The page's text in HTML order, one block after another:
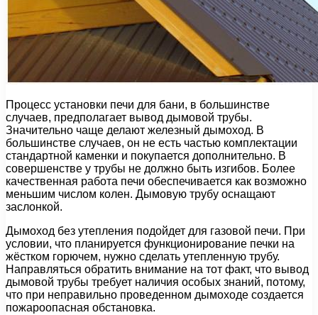
Процесс установки печи для бани, в большинстве
случаев, предполагает вывод дымовой трубы.
Значительно чаще делают железный дымоход. В
большинстве случаев, он не есть частью комплектации
стандартной каменки и покупается дополнительно. В
совершенстве у трубы не должно быть изгибов. Более
качественная работа печи обеспечивается как возможно
меньшим числом колен. Дымовую трубу оснащают
заслонкой.
Дымоход без утепления подойдет для газовой печи. При
условии, что планируется функционирование печки на
жёстком горючем, нужно сделать утепленную трубу.
Направляться обратить внимание на тот факт, что вывод
дымовой трубы требует наличия особых знаний, потому,
что при неправильно проведенном дымоходе создается
пожароопасная обстановка.